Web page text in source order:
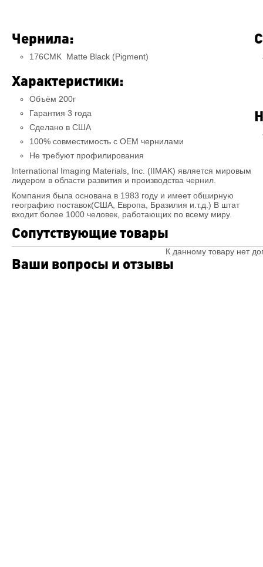
Чернила:
176CMK Matte Black (Pigment)
Характеристики:
Объём 200г
Гарантия 3 года
Сделано в США
100% совместимость c OEM чернилами
Не требуют профилирования
International Imaging Materials, Inc. (IIMAK) является мировым
лидером в области развития и производства чернил.
Компания была основана в 1983 году и имеет обширную
географию поставок(США, Европа, Бразилия и.т.д.) В штат
входит более 1000 человек, работающих по всему миру.
Сопутствующие товары
К данному товару нет
Ваши вопросы и отзывы